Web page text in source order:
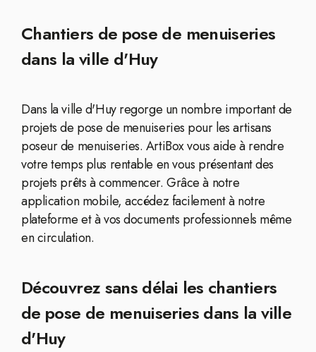
Chantiers de pose de menuiseries
dans la ville d'Huy
Dans la ville d'Huy regorge un nombre important de
projets de pose de menuiseries pour les artisans
poseur de menuiseries. ArtiBox vous aide à rendre
votre temps plus rentable en vous présentant des
projets prêts à commencer. Grâce à notre
application mobile, accédez facilement à notre
plateforme et à vos documents professionnels même
en circulation.
Découvrez sans délai les chantiers
de pose de menuiseries dans la ville
d'Huy